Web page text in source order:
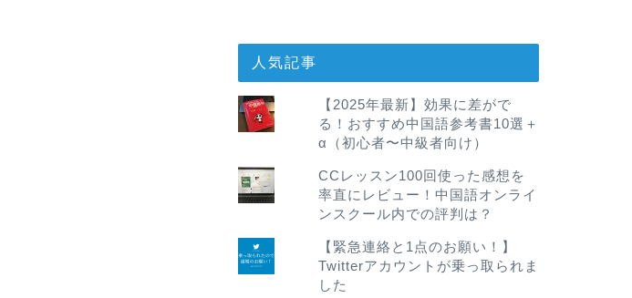
人気記事
【2025年最新】効果に差がで
る！おすすめ中国語参考書10選＋
α（初心者〜中級者向け）
CCレッスン100回使った感想を
率直にレビュー！中国語オンライ
ンスクール内での評判は？
【緊急連絡と1点のお願い！】
Twitterアカウントが乗っ取られま
した